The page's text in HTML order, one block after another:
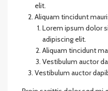
elit.
Aliquam tincidunt
Lorem ipsum dolor
adipiscing elit.
Aliquam tincidunt
Vestibulum auctor
Vestibulum auctor